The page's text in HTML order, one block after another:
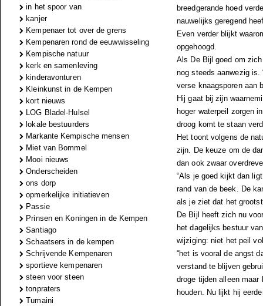
in het spoor van
kanjer
Kempenaer tot over de grens
Kempenaren rond de eeuwwisseling
Kempische natuur
kerk en samenleving
kinderavonturen
Kleinkunst in de Kempen
kort nieuws
LOG Bladel-Hulsel
lokale bestuurders
Markante Kempische mensen
Miet van Bommel
Mooi nieuws
Onderscheiden
ons dorp
opmerkelijke initiatieven
Passie
Prinsen en Koningen in de Kempen
Santiago
Schaatsers in de kempen
Schrijvende Kempenaren
sportieve kempenaren
steen voor steen
tonpraters
Tumaini
breedgerande hoed
nauwelijks geregend
Even verder blijkt
opgehoogd.
Als De Bijl goed om
nog steeds aanwezig is.
verse knaagsporen aan
Hij gaat bij zijn
hoger waterpeil zorgen
droog komt te staan
Het toont volgens de
zijn. De keuze om de
dan ook zwaar
“Als je goed kijkt dan
rand van de beek. De
als je ziet dat het
De Bijl heeft zich nu
het dagelijks bestuur
wijziging: niet het peil
“het is vooral de angst
verstand te blijven
droge tijden alleen
houden. Nu lijkt hij